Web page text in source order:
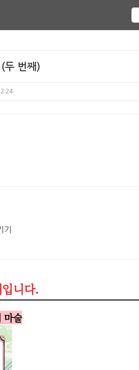
두 번째)
니다.
마술